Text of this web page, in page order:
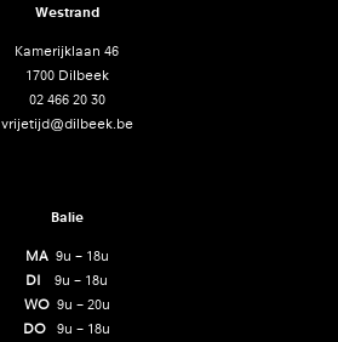
Westrand
Kamerijklaan 46
1700 Dilbeek
02 466 20 30
vrijetijd@dilbeek.be
Balie
MA 9u – 18u
DI 9u – 18u
WO9u – 20u
DO 9u – 18u